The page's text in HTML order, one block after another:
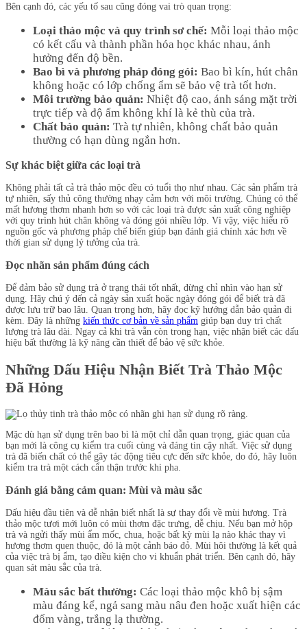
Bên cạnh đó, các yếu tố sau cũng đóng vai trò quan trọng:
Loại thảo mộc và quy trình sơ chế: Mỗi loại thảo mộc
có kết cấu và thành phần hóa học khác nhau, ảnh
hưởng đến độ bền.
Bao bì và phương pháp đóng gói: Bao bì kín, hút chân
không hoặc có lớp chống ẩm sẽ bảo vệ trà tốt hơn.
Môi trường bảo quản: Nhiệt độ cao, ánh sáng mặt trời
trực tiếp và độ ẩm không khí là kẻ thù của trà.
Chất bảo quản: Trà tự nhiên, không chất bảo quản
thường có hạn dùng ngắn hơn.
Sự khác biệt giữa các loại trà
Không phải tất cả trà thảo mộc đều có tuổi thọ như nhau. Các sản phẩm trà
tự nhiên, sấy thủ công thường nhạy cảm hơn với môi trường. Chúng có thể
mất hương thơm nhanh hơn so với các loại trà được sản xuất công nghiệp
với quy trình hút chân không và đóng gói nhiều lớp. Vì vậy, việc hiểu rõ
nguồn gốc và phương pháp chế biến giúp bạn đánh giá chính xác hơn về
thời gian sử dụng lý tưởng của trà.
Đọc nhãn sản phẩm đúng cách
Để đảm bảo sử dụng trà ở trạng thái tốt nhất, đừng chỉ nhìn vào hạn sử
dụng. Hãy chú ý đến cả ngày sản xuất hoặc ngày đóng gói để biết trà đã
được lưu trữ bao lâu. Quan trọng hơn, hãy đọc kỹ hướng dẫn bảo quản đi
kèm. Đây là những kiến thức cơ bản về sản phẩm giúp bạn duy trì chất
lượng trà lâu dài. Ngay cả khi trà vẫn còn trong hạn, việc nhận biết các dấu
hiệu bất thường là kỹ năng cần thiết để bảo vệ sức khỏe.
Những Dấu Hiệu Nhận Biết Trà Thảo Mộc
Đã Hỏng
Mặc dù hạn sử dụng trên bao bì là một chỉ dẫn quan trọng, giác quan của
bạn mới là công cụ kiểm tra cuối cùng và đáng tin cậy nhất. Việc sử dụng
trà đã biến chất có thể gây tác động tiêu cực đến sức khỏe, do đó, hãy luôn
kiểm tra trà một cách cẩn thận trước khi pha.
Đánh giá bằng cảm quan: Mùi và màu sắc
Dấu hiệu đầu tiên và dễ nhận biết nhất là sự thay đổi về mùi hương. Trà
thảo mộc tươi mới luôn có mùi thơm đặc trưng, dễ chịu. Nếu bạn mở hộp
trà và ngửi thấy mùi ẩm mốc, chua, hoặc bất kỳ mùi lạ nào khác thay vì
hương thơm quen thuộc, đó là một cảnh báo đỏ. Mùi hôi thường là kết quả
của việc trà bị ẩm, tạo điều kiện cho vi khuẩn phát triển. Bên cạnh đó, hãy
quan sát màu sắc của trà.
Màu sắc bất thường: Các loại thảo mộc khô bị sậm
màu đáng kể, ngả sang màu nâu đen hoặc xuất hiện các
đốm vàng, trắng lạ thường.